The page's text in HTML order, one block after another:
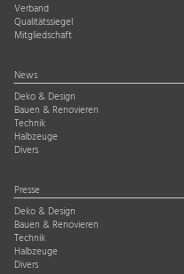
Verband
Qualitätssiegel
Mitgliedschaft
News
Deko & Design
Bauen & Renovieren
Technik
Halbzeuge
Divers
Presse
Deko & Design
Bauen & Renovieren
Technik
Halbzeuge
Divers